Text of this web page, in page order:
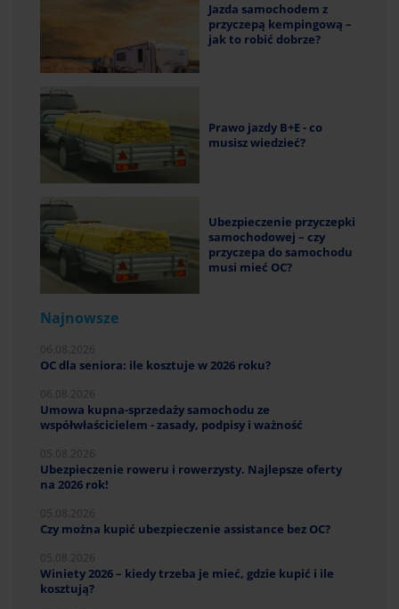
Jazda samochodem z
przyczepą kempingową –
jak to robić dobrze?
Prawo jazdy B+E - co
musisz wiedzieć?
Ubezpieczenie przyczepki
samochodowej – czy
przyczepa do samochodu
musi mieć OC?
Najnowsze
OC dla seniora: ile kosztuje w 2026 roku?
Umowa kupna-sprzedaży samochodu ze
współwłaścicielem - zasady, podpisy i ważność
Ubezpieczenie roweru i rowerzysty. Najlepsze oferty
na 2026 rok!
Czy można kupić ubezpieczenie assistance bez OC?
Winiety 2026 – kiedy trzeba je mieć, gdzie kupić i ile
kosztują?